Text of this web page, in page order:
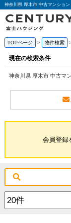
神奈川県 厚木市 中古マンショ
TOPページ 物件検索
現在の検索条件
神奈川県 厚木市 中古マ
会員登録